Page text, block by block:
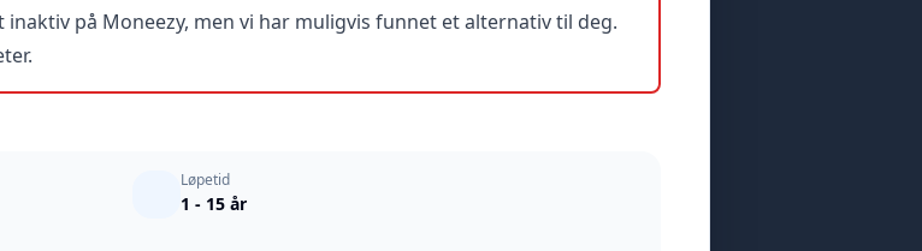
på Moneezy, men vi har muligvis funnet et alternativ til deg.
Løpetid
1 - 15 år